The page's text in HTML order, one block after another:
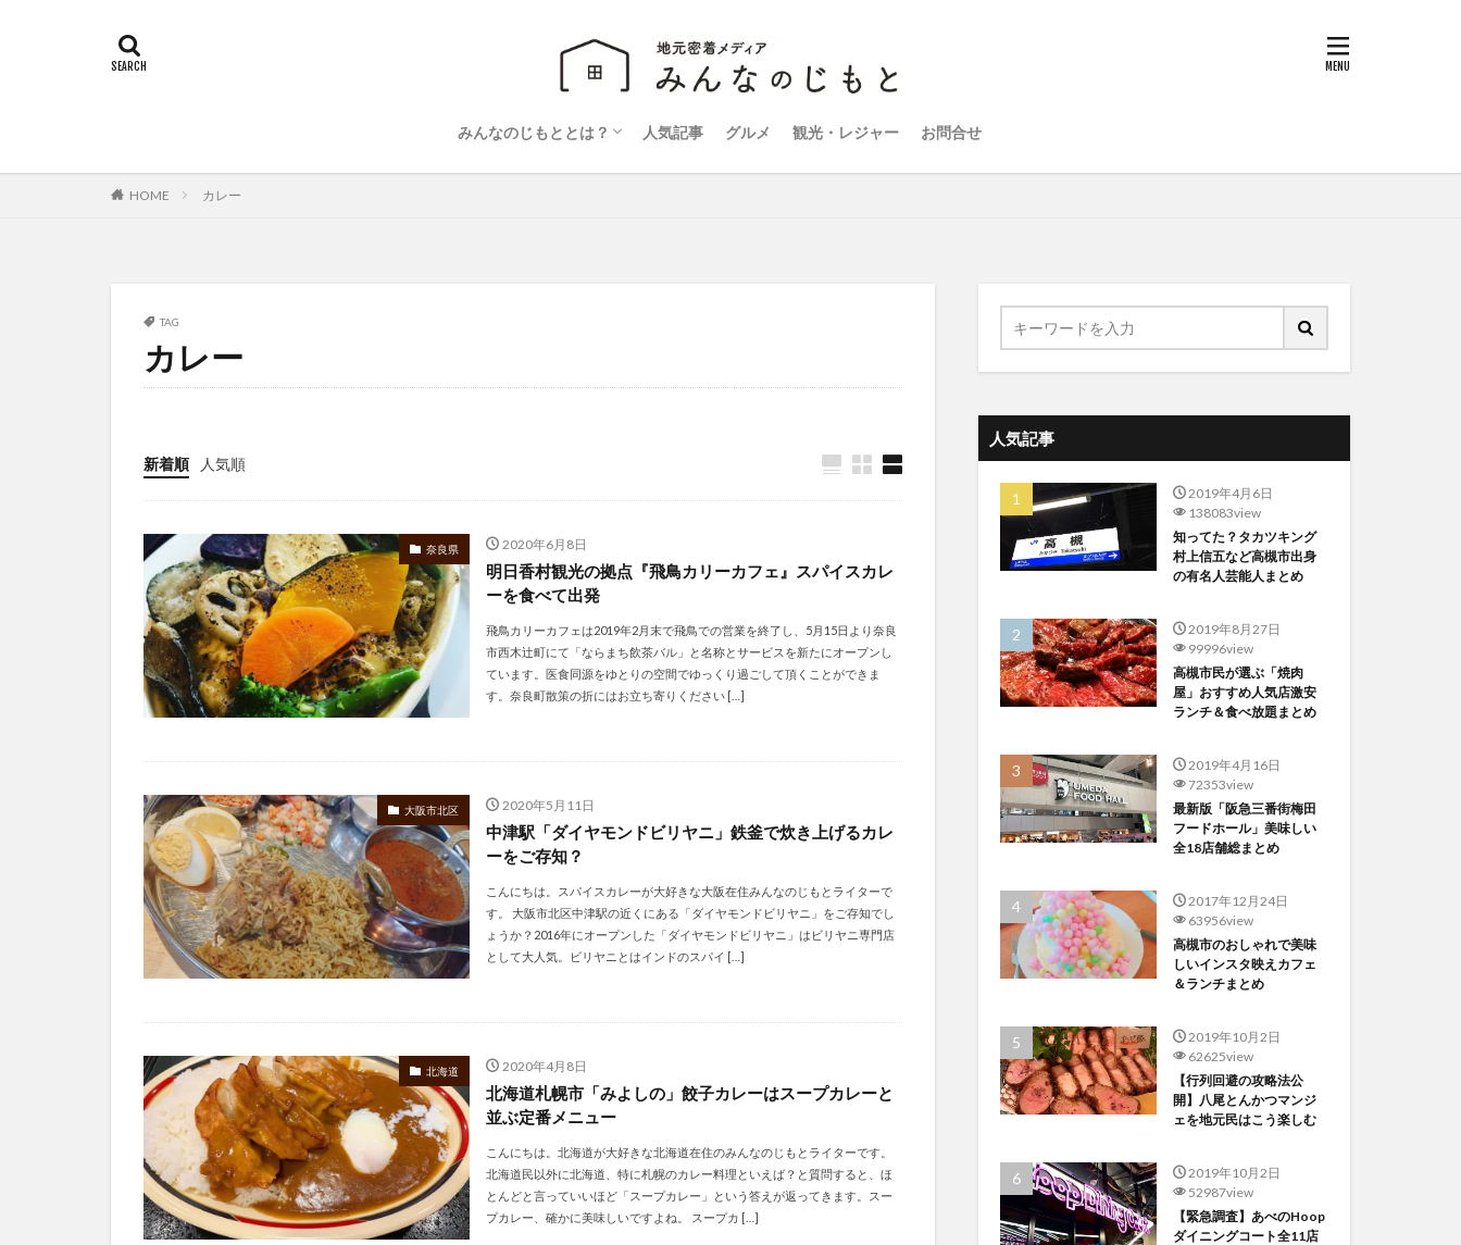
みんなのじもととは？
運営会社
プライバシーポリシー
人気記事 グルメ 観光・レジャー お問合せ
HOME カレー
TAG
カレー
新着順 人気順
奈良県 2020年6月8日
明日香村観光の拠点『飛鳥カリーカフェ』スパイスカレ
ーを食べて出発
飛鳥カリーカフェは2019年2月末で飛鳥での営業を終了し、5月15日より奈良
市西木辻町にて「ならまち飲茶バル」と名称とサービスを新たにオープンし
ています。医食同源をゆとりの空間でゆっくり過ごして頂くことができま
す。奈良町散策の折にはお立ち寄りください […]
大阪市北区 2020年5月11日
中津駅「ダイヤモンドビリヤニ」鉄釜で炊き上げるカレ
ーをご存知？
こんにちは。スパイスカレーが大好きな大阪在住みんなのじもとライターで
す。 大阪市北区中津駅の近くにある「ダイヤモンドビリヤニ」をご存知でし
ょうか？2016年にオープンした「ダイヤモンドビリヤニ」はビリヤニ専門店
として大人気。ビリヤニとはインドのスパイ […]
北海道 2020年4月8日
北海道札幌市「みよしの」餃子カレーはスープカレーと
並ぶ定番メニュー
こんにちは。北海道が大好きな北海道在住のみんなのじもとライターです。
北海道民以外に北海道、特に札幌のカレー料理といえば？と質問すると、ほ
とんどと言っていいほど「スープカレー」という答えが返ってきます。スー
プカレー、確かに美味しいですよね。 スープカ […]
人気記事
2019年4月6日
138083view
知ってた？タカツキング
村上信五など高槻市出身
の有名人芸能人まとめ
2019年8月27日
99996view
高槻市民が選ぶ「焼肉
屋」おすすめ人気店激安
ランチ＆食べ放題まとめ
2019年4月16日
72353view
最新版「阪急三番街梅田
フードホール」美味しい
全18店舗総まとめ
2017年12月24日
63956view
高槻市のおしゃれで美味
しいインスタ映えカフェ
＆ランチまとめ
2019年10月2日
62625view
【行列回避の攻略法公
開】八尾とんかつマンジ
ェを地元民はこう楽しむ
2019年10月2日
52987view
【緊急調査】あべのHoop
ダイニングコート全11店